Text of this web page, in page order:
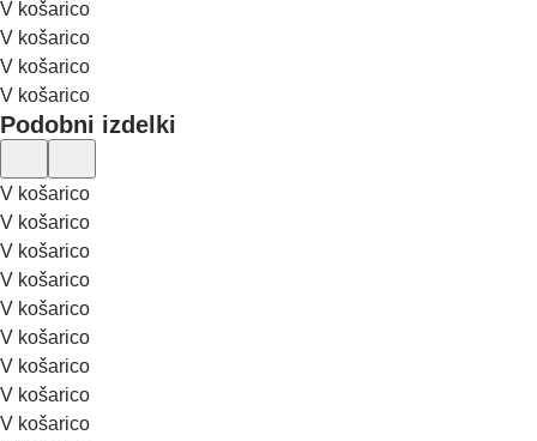
V košarico
V košarico
V košarico
V košarico
Podobni izdelki
V košarico
V košarico
V košarico
V košarico
V košarico
V košarico
V košarico
V košarico
V košarico